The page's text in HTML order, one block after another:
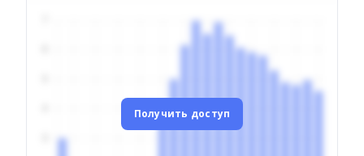
Получить доступ